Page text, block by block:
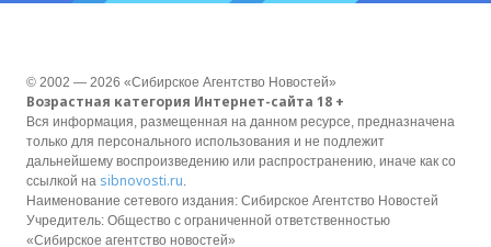
© 2002 — 2026 «Сибирское Агентство Новостей»
Возрастная категория Интернет-сайта 18 +
Вся информация, размещенная на данном ресурсе, предназначена
только для персонального использования и не подлежит
дальнейшему воспроизведению или распространению, иначе как со
ссылкой на sibnovosti.ru.
Наименование сетевого издания: Сибирское Агентство Новостей
Учредитель: Общество с ограниченной ответственностью
«Сибирское агентство новостей»